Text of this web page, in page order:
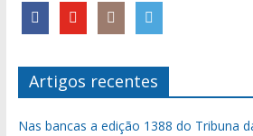
Artigos recentes
Nas bancas a edição 1388 do Tribuna